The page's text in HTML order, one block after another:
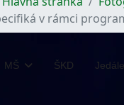
v rámci
MŠ ŠKD